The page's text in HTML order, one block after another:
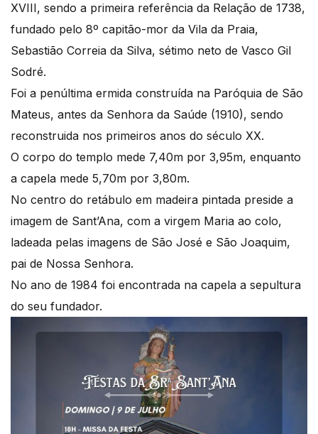
XVIII, sendo a primeira referência da Relação de 1738,
fundado pelo 8º capitão-mor da Vila da Praia,
Sebastião Correia da Silva, sétimo neto de Vasco Gil
Sodré.
Foi a penúltima ermida construída na Paróquia de São
Mateus, antes da Senhora da Saúde (1910), sendo
reconstruida nos primeiros anos do século XX.
O corpo do templo mede 7,40m por 3,95m, enquanto
a capela mede 5,70m por 3,80m.
No centro do retábulo em madeira pintada preside a
imagem de Sant’Ana, com a virgem Maria ao colo,
ladeada pelas imagens de São José e São Joaquim,
pai de Nossa Senhora.
No ano de 1984 foi encontrada na capela a sepultura
do seu fundador.